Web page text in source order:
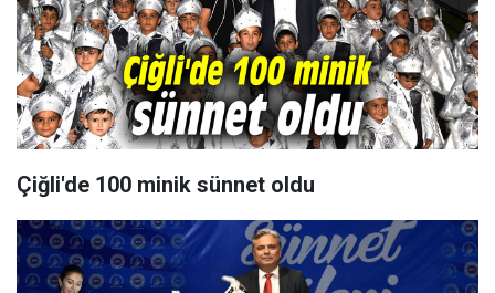
Çiğli'de 100 minik sünnet oldu